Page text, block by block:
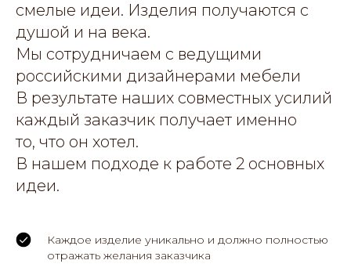
смелые идеи. Изделия получаются с
душой и на века.
Мы сотрудничаем с ведущими
российскими дизайнерами мебели
В результате наших совместных усилий
каждый заказчик получает именно
то, что он хотел.
В нашем подходе к работе 2 основных
идеи.
Каждое изделие уникально и должно полностью
отражать желания заказчика